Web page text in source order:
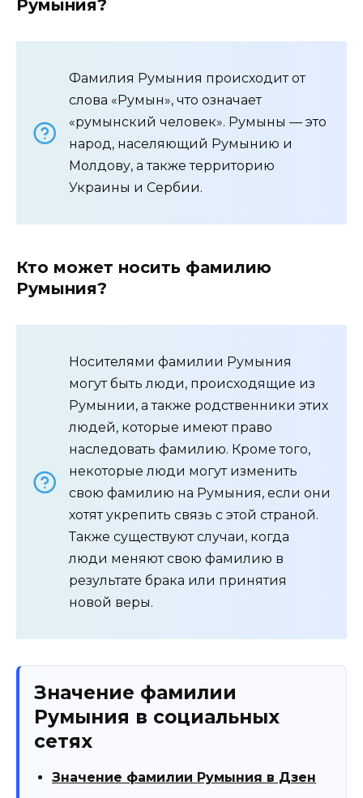
Румыния?
Фамилия Румыния происходит от
слова «Румын», что означает
«румынский человек». Румыны — это
народ, населяющий Румынию и
Молдову, а также территорию
Украины и Сербии.
Кто может носить фамилию
Румыния?
Носителями фамилии Румыния
могут быть люди, происходящие из
Румынии, а также родственники этих
людей, которые имеют право
наследовать фамилию. Кроме того,
некоторые люди могут изменить
свою фамилию на Румыния, если они
хотят укрепить связь с этой страной.
Также существуют случаи, когда
люди меняют свою фамилию в
результате брака или принятия
новой веры.
Значение фамилии
Румыния в социальных
сетях
Значение фамилии Румыния в Дзен